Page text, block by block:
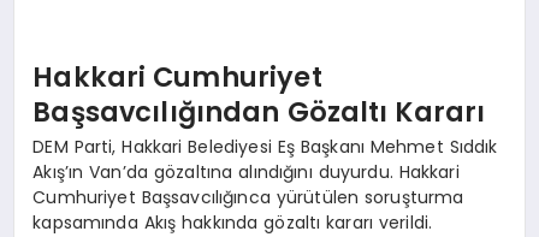
Hakkari Cumhuriyet
Başsavcılığından Gözaltı Kararı
DEM Parti, Hakkari Belediyesi Eş Başkanı Mehmet Sıddık
Akış’ın Van’da gözaltına alındığını duyurdu. Hakkari
Cumhuriyet Başsavcılığınca yürütülen soruşturma
kapsamında Akış hakkında gözaltı kararı verildi.